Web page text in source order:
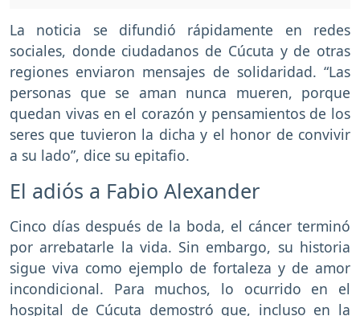
La noticia se difundió rápidamente en redes
sociales, donde ciudadanos de Cúcuta y de otras
regiones enviaron mensajes de solidaridad. “Las
personas que se aman nunca mueren, porque
quedan vivas en el corazón y pensamientos de los
seres que tuvieron la dicha y el honor de convivir
a su lado”, dice su epitafio.
El adiós a Fabio Alexander
Cinco días después de la boda, el cáncer terminó
por arrebatarle la vida. Sin embargo, su historia
sigue viva como ejemplo de fortaleza y de amor
incondicional. Para muchos, lo ocurrido en el
hospital de Cúcuta demostró que, incluso en la